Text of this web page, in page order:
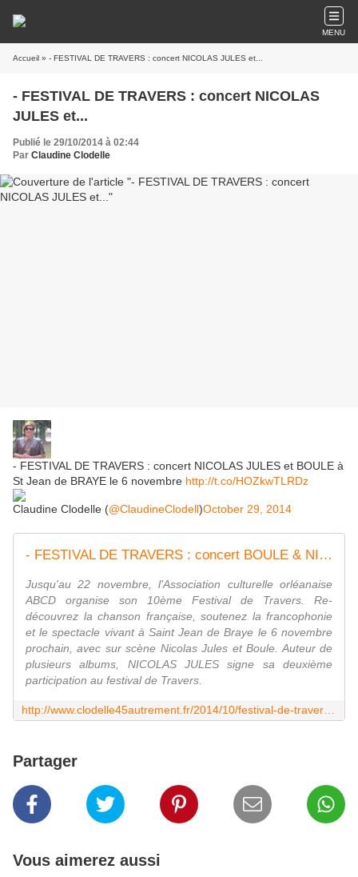
MENU
Accueil » - FESTIVAL DE TRAVERS : concert NICOLAS JULES et...
- FESTIVAL DE TRAVERS : concert NICOLAS
JULES et...
Publié le 29/10/2014 à 02:44
Par Claudine Clodelle
- FESTIVAL DE TRAVERS : concert NICOLAS JULES et BOULE à
St Jean de BRAYE le 6 novembre http://t.co/HOZkwTLRDz
Claudine Clodelle (@ClaudineClodell)October 29, 2014
- FESTIVAL DE TRAVERS : concert BOULE & NICOLAS JULES à St Jean de Braye le 6 novembre 2014 - VIVRE AUTREMENT VOS LOISIRS avec Clodelle
Jusqu'au 22 novembre, l'Association culturelle orléanaise
ABCD organise son 10ème Festival de Travers. Re-
découvrez la chanson française, soutenez la francophonie
et le spectacle vivant à Saint Jean de Braye le 6 novembre
prochain, avec sur scène Nicolas Jules et Boule. Auteur de
plusieurs albums, NICOLAS JULES signe sa deuxième
participation au festival de Travers.
Partager
Vous aimerez aussi